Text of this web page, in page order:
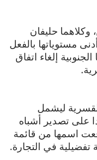
وكلاهما حليفان
مستوياتها بالفعل
إلغاء اتفاق
ليشمل
على تصدير أشباه
اسمها من قائمة
في التجارة.